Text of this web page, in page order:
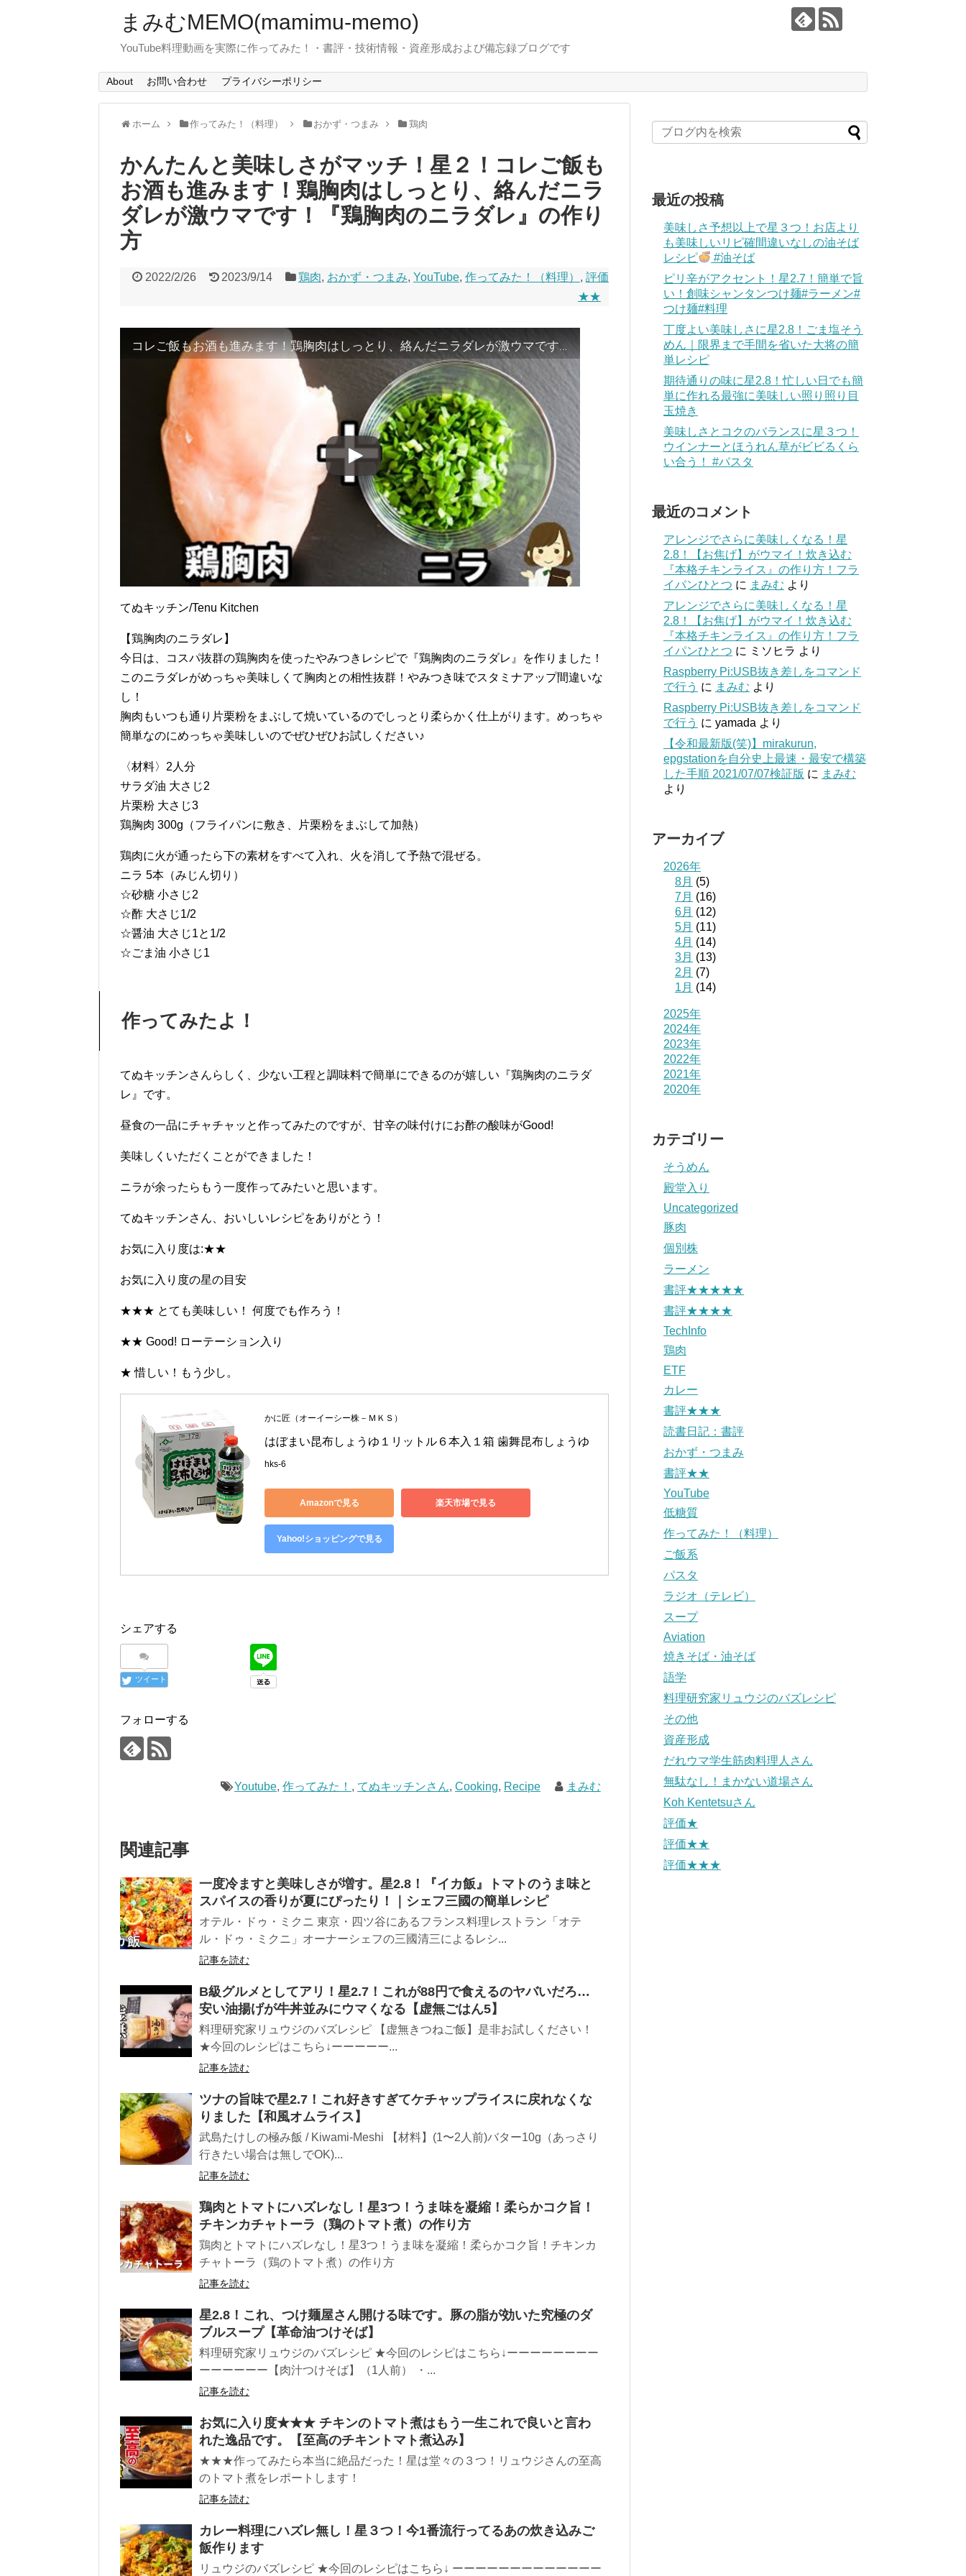
まみむMEMO(mamimu-memo)
YouTube料理動画を実際に作ってみた！・書評・技術情報・資産形成および備忘録ブログです
About お問い合わせ プライバシーポリシー
ホーム 作ってみた！（料理） おかず・つまみ 鶏肉
かんたんと美味しさがマッチ！星２！コレご飯も
お酒も進みます！鶏胸肉はしっとり、絡んだニラ
ダレが激ウマです！『鶏胸肉のニラダレ』の作り
方
2022/2/26 2023/9/14 鶏肉, おかず・つまみ, YouTube, 作ってみた！（料理） , 評価
★★
コレご飯もお酒も進みます！鶏胸肉はしっとり、絡んだニラダレが激ウマです！『鶏胸肉のニラダレ』の作り方
てぬキッチン/Tenu Kitchen
【鶏胸肉のニラダレ】
今日は、コスパ抜群の鶏胸肉を使ったやみつきレシピで『鶏胸肉のニラダレ』を作りました！
このニラダレがめっちゃ美味しくて胸肉との相性抜群！やみつき味でスタミナアップ間違いな
し！
胸肉もいつも通り片栗粉をまぶして焼いているのでしっとり柔らかく仕上がります。めっちゃ
簡単なのにめっちゃ美味しいのでぜひぜひお試しください♪
〈材料〉2人分
サラダ油 大さじ2
片栗粉 大さじ3
鶏胸肉 300g（フライパンに敷き、片栗粉をまぶして加熱）
鶏肉に火が通ったら下の素材をすべて入れ、火を消して予熱で混ぜる。
ニラ 5本（みじん切り）
☆砂糖 小さじ2
☆酢 大さじ1/2
☆醤油 大さじ1と1/2
☆ごま油 小さじ1
作ってみたよ！
てぬキッチンさんらしく、少ない工程と調味料で簡単にできるのが嬉しい『鶏胸肉のニラダ
レ』です。
昼食の一品にチャチャッと作ってみたのですが、甘辛の味付けにお酢の酸味がGood!
美味しくいただくことができました！
ニラが余ったらもう一度作ってみたいと思います。
てぬキッチンさん、おいしいレシピをありがとう！
お気に入り度は:★★
お気に入り度の星の目安
★★★ とても美味しい！ 何度でも作ろう！
★★ Good! ローテーション入り
★ 惜しい！もう少し。
かに匠（オーイーシー株－ＭＫＳ）
はぼまい昆布しょうゆ１リットル６本入１箱 歯舞昆布しょうゆ
hks-6
Amazonで見る 楽天市場で見る
Yahoo!ショッピングで見る
シェアする
ツイート
フォローする
Youtube,作ってみた！ , てぬキッチンさん,Cooking, Recipe まみむ
関連記事
一度冷ますと美味しさが増す。星2.8！『イカ飯』トマトのうま味と
スパイスの香りが夏にぴったり！｜シェフ三國の簡単レシピ
オテル・ドゥ・ミクニ 東京・四ツ谷にあるフランス料理レストラン「オテ
ル・ドゥ・ミクニ」オーナーシェフの三國清三によるレシ...
記事を読む
B級グルメとしてアリ！星2.7！これが88円で食えるのヤバいだろ…
安い油揚げが牛丼並みにウマくなる【虚無ごはん5】
料理研究家リュウジのバズレシピ 【虚無きつねご飯】是非お試しください！
★今回のレシピはこちら↓ーーーーー...
記事を読む
ツナの旨味で星2.7！これ好きすぎてケチャップライスに戻れなくな
りました【和風オムライス】
武島たけしの極み飯 / Kiwami-Meshi 【材料】(1〜2人前)バター10g（あっさり
行きたい場合は無しでOK)...
記事を読む
鶏肉とトマトにハズレなし！星3つ！うま味を凝縮！柔らかコク旨！
チキンカチャトーラ（鶏のトマト煮）の作り方
鶏肉とトマトにハズレなし！星3つ！うま味を凝縮！柔らかコク旨！チキンカ
チャトーラ（鶏のトマト煮）の作り方
記事を読む
星2.8！これ、つけ麺屋さん開ける味です。豚の脂が効いた究極のダ
ブルスープ【革命油つけそば】
料理研究家リュウジのバズレシピ ★今回のレシピはこちら↓ーーーーーーーー
ーーーーーー【肉汁つけそば】（1人前） ・...
記事を読む
お気に入り度★★★ チキンのトマト煮はもう一生これで良いと言わ
れた逸品です。【至高のチキントマト煮込み】
★★★作ってみたら本当に絶品だった！星は堂々の３つ！リュウジさんの至高
のトマト煮をレポートします！
記事を読む
カレー料理にハズレ無し！星３つ！今1番流行ってるあの炊き込みご
飯作ります
リュウジのバズレシピ ★今回のレシピはこちら↓ ーーーーーーーーーーーーー
最近の投稿
美味しさ予想以上で星３つ！お店より
も美味しいリピ確間違いなしの油そば
レシピ
#油そば
ピリ辛がアクセント！星2.7！簡単で旨
い！創味シャンタンつけ麺#ラーメン#
つけ麺#料理
丁度よい美味しさに星2.8！ごま塩そう
めん｜限界まで手間を省いた大将の簡
単レシピ
期待通りの味に星2.8！忙しい日でも簡
単に作れる最強に美味しい照り照り目
玉焼き
美味しさとコクのバランスに星３つ！
ウインナーとほうれん草がビビるくら
い合う！ #パスタ
最近のコメント
アレンジでさらに美味しくなる！星
2.8！【お焦げ】がウマイ！炊き込む
『本格チキンライス』の作り方！フラ
イパンひとつ に まみむ より
アレンジでさらに美味しくなる！星
2.8！【お焦げ】がウマイ！炊き込む
『本格チキンライス』の作り方！フラ
イパンひとつ に ミソヒラ より
Raspberry Pi:USB抜き差しをコマンド
で行う に まみむ より
Raspberry Pi:USB抜き差しをコマンド
で行う に yamada より
【令和最新版(笑)】mirakurun,
epgstationを自分史上最速・最安で構築
した手順 2021/07/07検証版 に まみむ
より
アーカイブ
2026年
8月 (5)
7月 (16)
6月 (12)
5月 (11)
4月 (14)
3月 (13)
2月 (7)
1月 (14)
2025年
2024年
2023年
2022年
2021年
2020年
カテゴリー
そうめん
殿堂入り
Uncategorized
豚肉
個別株
ラーメン
書評★★★★★
書評★★★★
TechInfo
鶏肉
ETF
カレー
書評★★★
読書日記：書評
おかず・つまみ
書評★★
YouTube
低糖質
作ってみた！（料理）
ご飯系
パスタ
ラジオ（テレビ）
スープ
Aviation
焼きそば・油そば
語学
料理研究家リュウジのバズレシピ
その他
資産形成
だれウマ学生筋肉料理人さん
無駄なし！まかない道場さん
Koh Kentetsuさん
評価★
評価★★
評価★★★